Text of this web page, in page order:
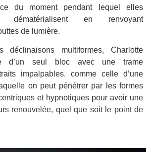
du moment pendant lequel elles
dématérialisent en renvoyant
de lumière.
déclinaisons multiformes, Charlotte
d’un seul bloc avec une trame
impalpables, comme celle d’une
on peut pénétrer par les formes
et hypnotiques pour avoir une
renouvelée, quel que soit le point de